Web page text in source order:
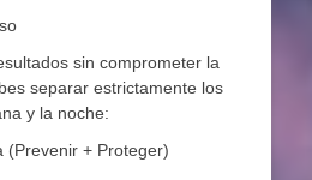
sin comprometer la
separar estrictamente los
y la noche:
(Prevenir + Proteger)